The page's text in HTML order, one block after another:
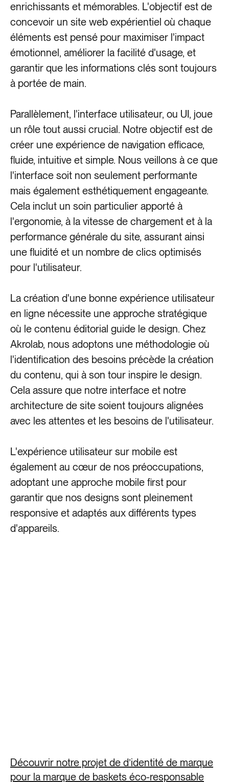
enrichissants et mémorables. L'objectif est de
concevoir un site web expérientiel où chaque
éléments est pensé pour maximiser l'impact
émotionnel, améliorer la facilité d'usage, et
garantir que les informations clés sont toujours
à portée de main.
Parallèlement, l'interface utilisateur, ou UI, joue
un rôle tout aussi crucial. Notre objectif est de
créer une expérience de navigation efficace,
fluide, intuitive et simple. Nous veillons à ce que
l'interface soit non seulement performante
mais également esthétiquement engageante.
Cela inclut un soin particulier apporté à
l'ergonomie, à la vitesse de chargement et à la
performance générale du site, assurant ainsi
une fluidité et un nombre de clics optimisés
pour l'utilisateur.
La création d'une bonne expérience utilisateur
en ligne nécessite une approche stratégique
où le contenu éditorial guide le design. Chez
Akrolab, nous adoptons une méthodologie où
l'identification des besoins précède la création
du contenu, qui à son tour inspire le design.
Cela assure que notre interface et notre
architecture de site soient toujours alignées
avec les attentes et les besoins de l'utilisateur.
L'expérience utilisateur sur mobile est
également au cœur de nos préoccupations,
adoptant une approche mobile first pour
garantir que nos designs sont pleinement
responsive et adaptés aux différents types
d'appareils.
Découvrir notre projet de d’identité de marque
pour la marque de baskets éco-responsable